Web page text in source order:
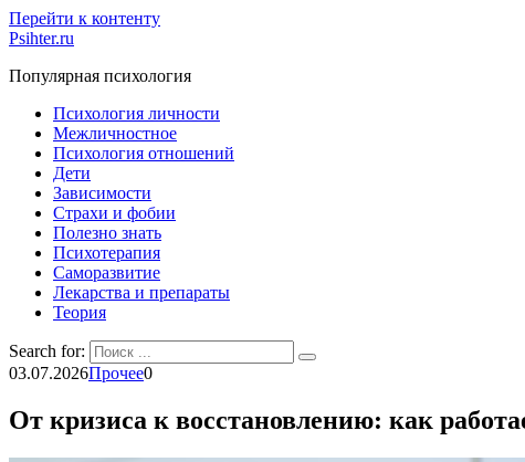
Перейти к контенту
Psihter.ru
Популярная психология
Психология личности
Межличностное
Психология отношений
Дети
Зависимости
Страхи и фобии
Полезно знать
Психотерапия
Саморазвитие
Лекарства и препараты
Теория
Search for:
03.07.2026Прочее0
От кризиса к восстановлению: как